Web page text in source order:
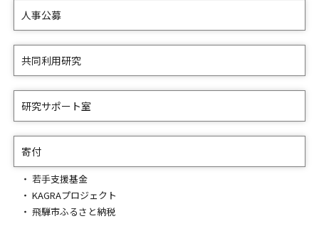
人事公募
共同利用研究
研究サポート室
寄付
若手支援基金
KAGRAプロジェクト
飛騨市ふるさと納税